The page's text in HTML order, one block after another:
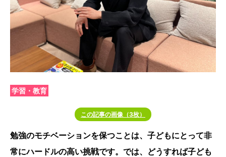
学習・教育
この記事の画像（3枚）
勉強のモチベーションを保つことは、子どもにとって非
常にハードルの高い挑戦です。では、どうすれば子ども